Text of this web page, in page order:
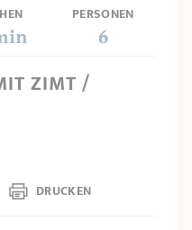
PERSONEN
6
ZIMT /
DRUCKEN